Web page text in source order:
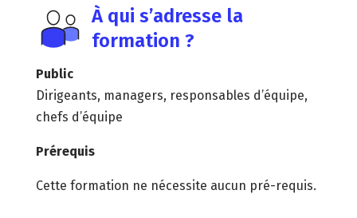
À qui s’adresse la
formation ?
Public
Dirigeants, managers, responsables d’équipe,
chefs d’équipe
Prérequis
Cette formation ne nécessite aucun pré-requis.